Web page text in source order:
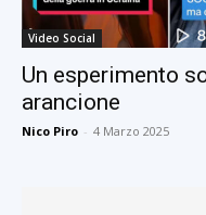
Video Social
Un esperimento
arancione
Nico Piro - 4 Marzo 2025